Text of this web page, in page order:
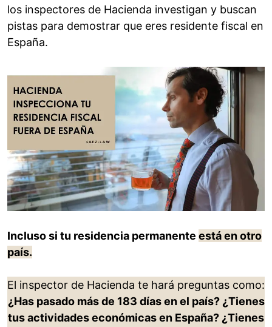
los inspectores de Hacienda investigan y buscan
pistas para demostrar que eres residente fiscal en
España.
Incluso si tu residencia permanente está en otro
país.
El inspector de Hacienda te hará preguntas como:
¿Has pasado más de 183 días en el país? ¿Tienes
tus actividades económicas en España? ¿Tienes